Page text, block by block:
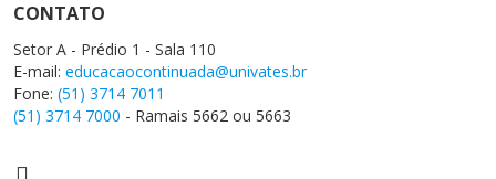
CONTATO
Setor A - Prédio 1 - Sala 110
E-mail: educacaocontinuada@univates.br
Fone: (51) 3714 7011
(51) 3714 7000 - Ramais 5662 ou 5663